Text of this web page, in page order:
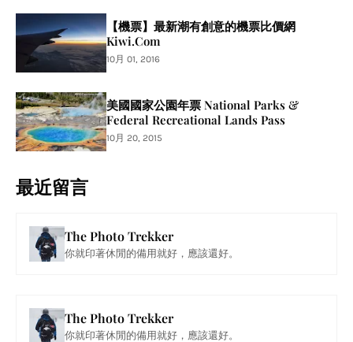
【機票】最新潮有創意的機票比價網
Kiwi.Com
10月 01, 2016
美國國家公園年票 National Parks &
Federal Recreational Lands Pass
10月 20, 2015
最近留言
The Photo Trekker
你就印著休閒的備用就好，應該還好。
The Photo Trekker
你就印著休閒的備用就好，應該還好。